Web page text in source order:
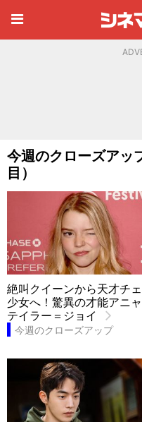
今週のクローズアッ
目）
絶叫クイーンから天才チ
少女へ！驚異の才能アニャ
テイラー＝ジョイ
今週のクローズアップ